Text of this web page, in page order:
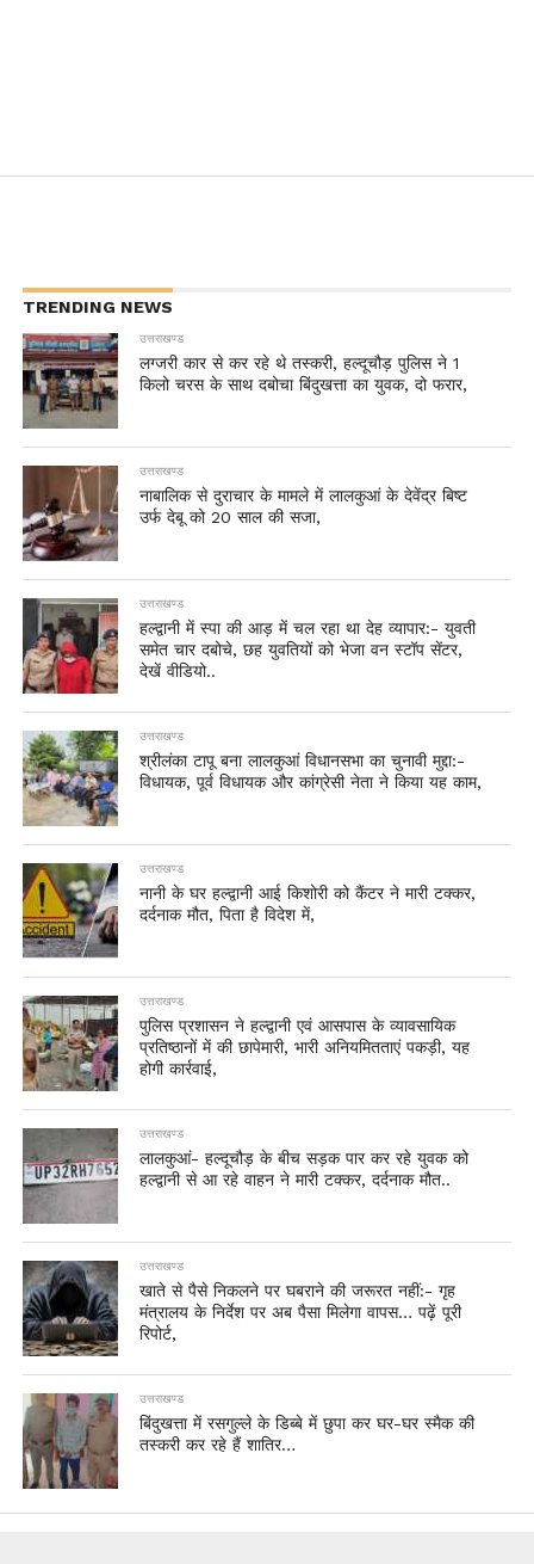
TRENDING NEWS
उत्तराखण्ड
लग्जरी कार से कर रहे थे तस्करी, हल्दूचौड़ पुलिस ने 1
किलो चरस के साथ दबोचा बिंदुखत्ता का युवक, दो फरार,
उत्तराखण्ड
नाबालिक से दुराचार के मामले में लालकुआं के देवेंद्र बिष्ट
उर्फ देबू को 20 साल की सजा,
उत्तराखण्ड
हल्द्वानी में स्पा की आड़ में चल रहा था देह व्यापार:- युवती
समेत चार दबोचे, छह युवतियों को भेजा वन स्टॉप सेंटर,
देखें वीडियो..
उत्तराखण्ड
श्रीलंका टापू बना लालकुआं विधानसभा का चुनावी मुद्दा:-
विधायक, पूर्व विधायक और कांग्रेसी नेता ने किया यह काम,
उत्तराखण्ड
नानी के घर हल्द्वानी आई किशोरी को कैंटर ने मारी टक्कर,
दर्दनाक मौत, पिता है विदेश में,
उत्तराखण्ड
पुलिस प्रशासन ने हल्द्वानी एवं आसपास के व्यावसायिक
प्रतिष्ठानों में की छापेमारी, भारी अनियमितताएं पकड़ी, यह
होगी कार्रवाई,
उत्तराखण्ड
लालकुआं- हल्दूचौड़ के बीच सड़क पार कर रहे युवक को
हल्द्वानी से आ रहे वाहन ने मारी टक्कर, दर्दनाक मौत..
उत्तराखण्ड
खाते से पैसे निकलने पर घबराने की जरूरत नहीं:- गृह
मंत्रालय के निर्देश पर अब पैसा मिलेगा वापस… पढ़ें पूरी
रिपोर्ट,
उत्तराखण्ड
बिंदुखत्ता में रसगुल्ले के डिब्बे में छुपा कर घर-घर स्मैक की
तस्करी कर रहे हैं शातिर…